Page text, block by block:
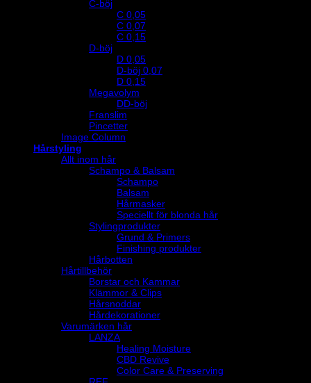
C-böj
C 0,05
C 0,07
C 0,15
D-böj
D 0,05
D-böj 0,07
D 0,15
Megavolym
DD-böj
Franslim
Pincetter
Image Column
Hårstyling
Allt inom hår
Schampo & Balsam
Schampo
Balsam
Hårmasker
Speciellt för blonda hår
Stylingprodukter
Grund & Primers
Finishing produkter
Hårbotten
Hårtillbehör
Borstar och Kammar
Klämmor & Clips
Hårsnoddar
Hårdekorationer
Varumärken hår
LANZA
Healing Moisture
CBD Revive
Color Care & Preserving